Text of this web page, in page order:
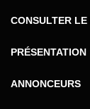
CONSULTER
PRÉSENTATION
ANNONCEURS